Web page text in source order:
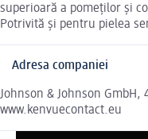
superioară a pomeţilor şi
Potrivită şi pentru pielea
Adresa companiei
Johnson & Johnson GmbH,
www.kenvuecontact.eu